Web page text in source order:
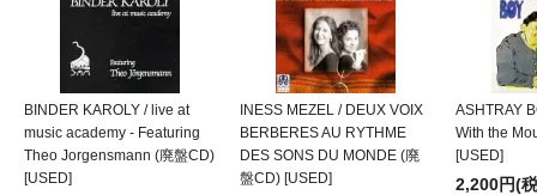
BINDER KAROLY / live at
music academy - Featuring
Theo Jorgensmann (廃盤CD)
[USED]
INESS MEZEL / DEUX VOIX
BERBERES AU RYTHME
DES SONS DU MONDE (廃
盤CD) [USED]
ASHTRAY
With the
[USED]
2,200円(